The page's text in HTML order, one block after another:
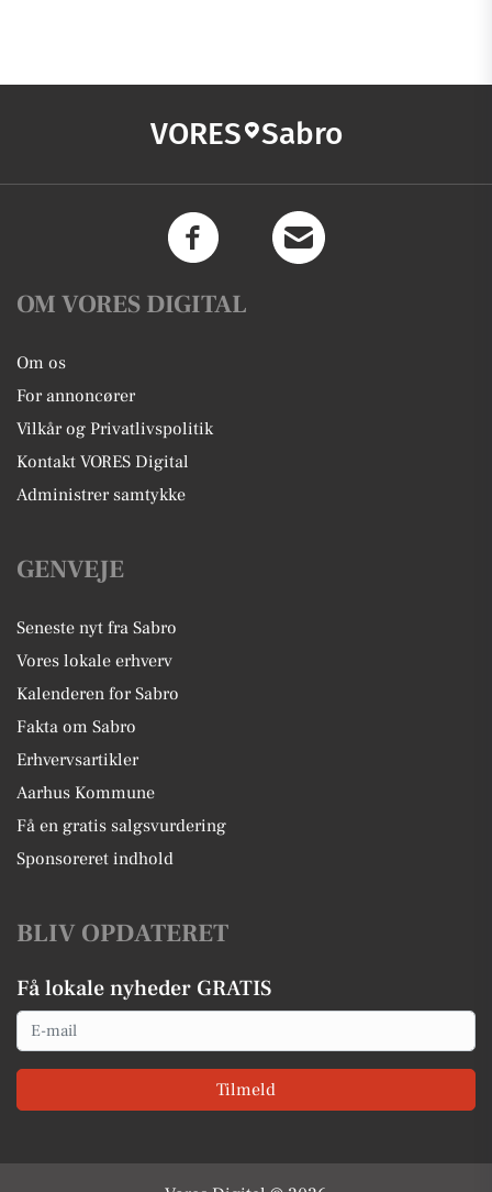
VORES Sabro
OM VORES DIGITAL
Om os
For annoncører
Vilkår og Privatlivspolitik
Kontakt VORES Digital
Administrer samtykke
GENVEJE
Seneste nyt fra Sabro
Vores lokale erhverv
Kalenderen for Sabro
Fakta om Sabro
Erhvervsartikler
Aarhus Kommune
Få en gratis salgsvurdering
Sponsoreret indhold
BLIV OPDATERET
Få lokale nyheder GRATIS
Email
Tilmeld